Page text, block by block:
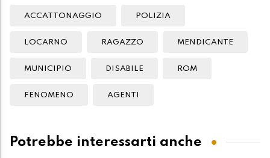
ACCATTONAGGIO POLIZIA
LOCARNO RAGAZZO MENDICANTE
MUNICIPIO DISABILE ROM
FENOMENO AGENTI
Potrebbe interessarti anche